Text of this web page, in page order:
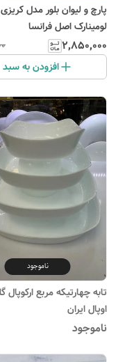
پارچ و لیوان بلور مدل کریزی
لومینارک اصل فرانسا
۲٬۸۵۰٬۰۰۰
افزودن به سبد
ناموجود
تابه چهارتیکه مربع ارکوپال
اوپال ایران
ناموجود